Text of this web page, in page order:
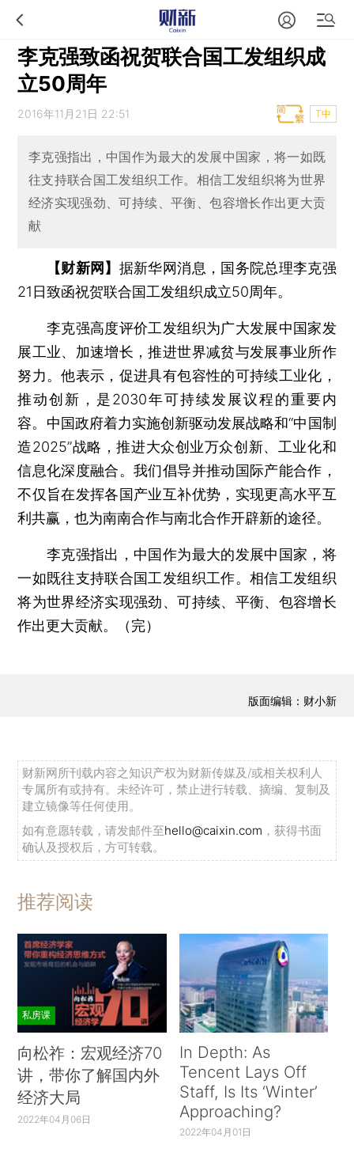
李克强致函祝贺联合国工发组织成
立50周年
2016年11月21日 22:51 T中
李克强指出，中国作为最大的发展中国家，将一如既
往支持联合国工发组织工作。相信工发组织将为世界
经济实现强劲、可持续、平衡、包容增长作出更大贡
献
【财新网】 据新华网消息，国务院总理李克强
21日致函祝贺联合国工发组织成立50周年。
李克强高度评价工发组织为广大发展中国家发
展工业、加速增长，推进世界减贫与发展事业所作
努力。他表示，促进具有包容性的可持续工业化，
推动创新，是2030年可持续发展议程的重要内
容。中国政府着力实施创新驱动发展战略和“中国制
造2025”战略，推进大众创业万众创新、工业化和
信息化深度融合。我们倡导并推动国际产能合作，
不仅旨在发挥各国产业互补优势，实现更高水平互
利共赢，也为南南合作与南北合作开辟新的途径。
李克强指出，中国作为最大的发展中国家，将
一如既往支持联合国工发组织工作。相信工发组织
将为世界经济实现强劲、可持续、平衡、包容增长
作出更大贡献。（完）
版面编辑：财小新
财新网所刊载内容之知识产权为财新传媒及/或相关权利人
专属所有或持有。未经许可，禁止进行转载、摘编、复制及
建立镜像等任何使用。
如有意愿转载，请发邮件至hello@caixin.com ，获得书面
确认及授权后，方可转载。
推荐阅读
私房课
向松祚：宏观经济70
讲，带你了解国内外
经济大局
2022年04月06日
In Depth: As
Tencent Lays Off
Staff, Is Its ‘Winter’
Approaching?
2022年04月01日